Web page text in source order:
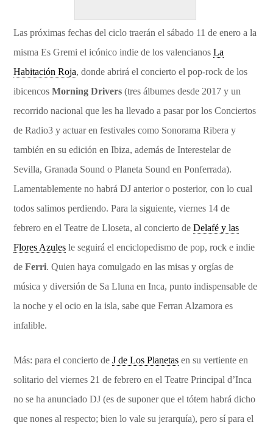
Las próximas fechas del ciclo traerán el sábado 11 de enero a la
misma Es Gremi el icónico indie de los valencianosLa
Habitación Roja, donde abrirá el concierto el pop-rock de los
ibicencosMorning Drivers(tres álbumes desde 2017 y un
recorrido nacional que les ha llevado a pasar por los Conciertos
de Radio3 y actuar en festivales como Sonorama Ribera y
también en su edición en Ibiza, además de Interestelar de
Sevilla, Granada Sound o Planeta Sound en Ponferrada).
Lamentablemente no habrá DJ anterior o posterior, con lo cual
todos salimos perdiendo. Para la siguiente, viernes 14 de
febrero en el Teatre de Lloseta, al concierto deDelafé y las
Flores Azules le seguirá el enciclopedismo de pop, rock e indie
deFerri. Quien haya comulgado en las misas y orgías de
música y diversión de Sa Lluna en Inca, punto indispensable de
la noche y el ocio en la isla, sabe que Ferran Alzamora es
infalible.
Más: para el concierto deJ de Los Planetas en su vertiente en
solitario del viernes 21 de febrero en el Teatre Principal d’Inca
no se ha anunciado DJ (es de suponer que el tótem habrá dicho
que nones al respecto; bien lo vale su jerarquía), pero sí para el